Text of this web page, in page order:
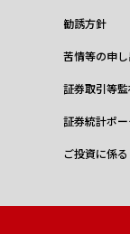
勧誘方針
苦情等の申
証券取引等
証券統計ポ
ご投資に係